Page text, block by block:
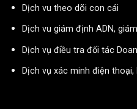
Dịch vu theo dõi con cái
Dịch vu giám định ADN,
Dịch vụ điều tra đối tác
Dịch vụ xác minh điện thoại,